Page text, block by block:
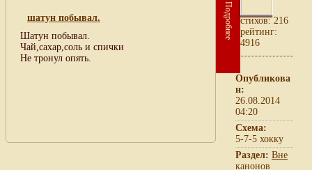
шатун побывал.
Шатун побывал.
Чай,сахар,соль и спички
Не тронул опять.
Подробнее
cтихов: 216
рейтинг:
4916
Опубликова
н:
26.08.2014
04:20
Схема:
5-7-5 хокку
Раздел: Вне
канонов